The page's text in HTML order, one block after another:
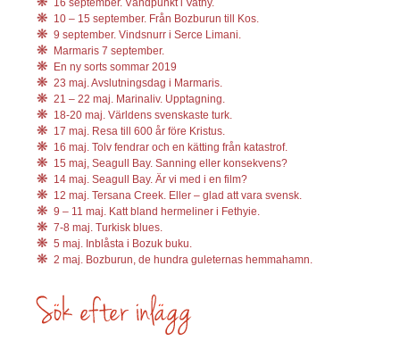
10 – 15 september. Från Bozburun till Kos.
9 september. Vindsnurr i Serce Limani.
Marmaris 7 september.
En ny sorts sommar 2019
23 maj. Avslutningsdag i Marmaris.
21 – 22 maj. Marinaliv. Upptagning.
18-20 maj. Världens svenskaste turk.
17 maj. Resa till 600 år före Kristus.
16 maj. Tolv fendrar och en kätting från katastrof.
15 maj, Seagull Bay. Sanning eller konsekvens?
14 maj. Seagull Bay. Är vi med i en film?
12 maj. Tersana Creek. Eller – glad att vara svensk.
9 – 11 maj. Katt bland hermeliner i Fethyie.
7-8 maj. Turkisk blues.
5 maj. Inblåsta i Bozuk buku.
2 maj. Bozburun, de hundra guleternas hemmahamn.